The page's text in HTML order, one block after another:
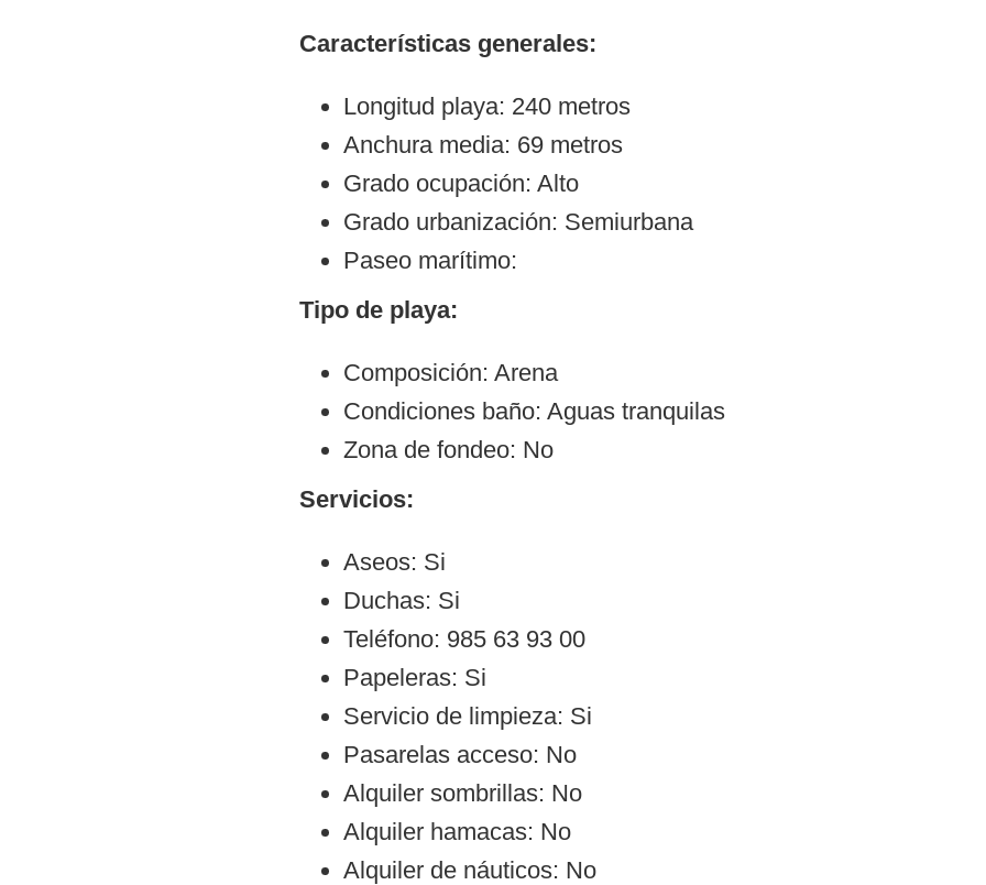
Características generales:
Longitud playa: 240 metros
Anchura media: 69 metros
Grado ocupación: Alto
Grado urbanización: Semiurbana
Paseo marítimo:
Tipo de playa:
Composición: Arena
Condiciones baño: Aguas tranquilas
Zona de fondeo: No
Servicios:
Aseos: Si
Duchas: Si
Teléfono: 985 63 93 00
Papeleras: Si
Servicio de limpieza: Si
Pasarelas acceso: No
Alquiler sombrillas: No
Alquiler hamacas: No
Alquiler de náuticos: No